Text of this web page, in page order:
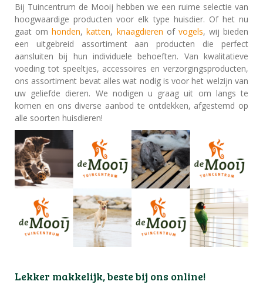
Bij Tuincentrum de Mooij hebben we een ruime selectie van
hoogwaardige producten voor elk type huisdier. Of het nu
gaat omhonden,katten, knaagdieren of vogels, wij bieden
een uitgebreid assortiment aan producten die perfect
aansluiten bij hun individuele behoeften. Van kwalitatieve
voeding tot speeltjes, accessoires en verzorgingsproducten,
ons assortiment bevat alles wat nodig is voor het welzijn van
uw geliefde dieren. We nodigen u graag uit om langs te
komen en ons diverse aanbod te ontdekken, afgestemd op
alle soorten huisdieren!
Lekker makkelijk, beste bij ons online!